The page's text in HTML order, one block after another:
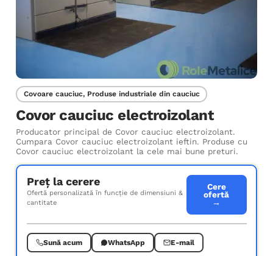
Covoare cauciuc, Produse industriale din cauciuc
Covor cauciuc electroizolant
Producator principal de Covor cauciuc electroizolant.
Cumpara Covor cauciuc electroizolant ieftin. Produse cu
Covor cauciuc electroizolant la cele mai bune preturi.
Preț la cerere
Ofertă personalizată în funcție de dimensiuni &
cantitate
Cere
ofertă
→
Sună acum WhatsApp E-mail